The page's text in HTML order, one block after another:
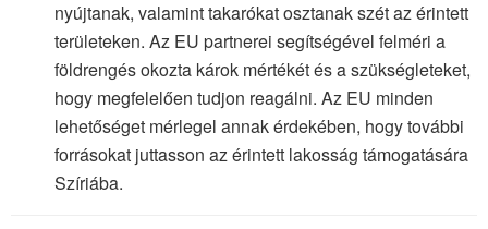
nyújtanak, valamint takarókat osztanak szét az érintett
területeken. Az EU partnerei segítségével felméri a
földrengés okozta károk mértékét és a szükségleteket,
hogy megfelelően tudjon reagálni. Az EU minden
lehetőséget mérlegel annak érdekében, hogy további
forrásokat juttasson az érintett lakosság támogatására
Szíriába.